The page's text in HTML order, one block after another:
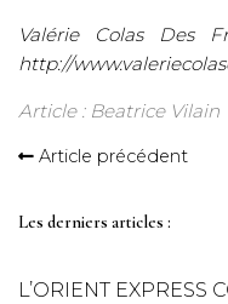
Valérie Colas Des
http://
Article : Beatrice Vilain
Article précédent
Les derniers articles :
L’ORIENT EXPRESS